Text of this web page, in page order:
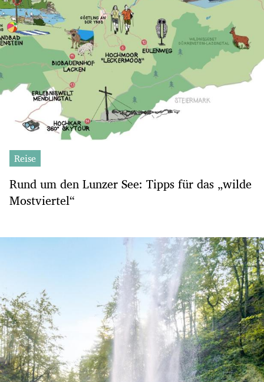
Reise
Rund um den Lunzer See: Tipps für das „wilde
Mostviertel“